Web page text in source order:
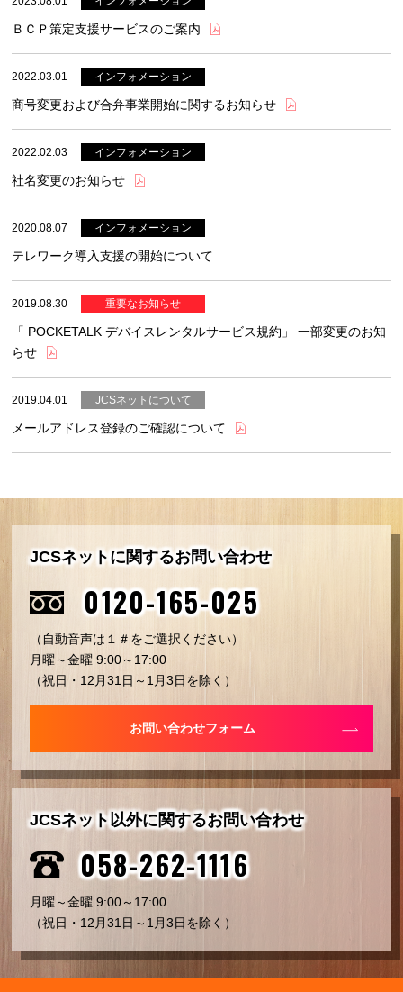
ＢＣＰ策定支援サービスのご案内
2022.03.01
商号変更および合弁事業開始に関するお知らせ
2022.02.03
社名変更のお知らせ
2020.08.07
テレワーク導入支援の開始について
2019.08.30
「 POCKETALK デバイスレンタルサービス規約」 一部変更のお知
らせ
2019.04.01
メールアドレス登録のご確認について
JCSネットに関するお問い合わせ
0120-165-025
（自動音声は１＃をご選択ください）
月曜～金曜 9:00～17:00
（祝日・12月31日～1月3日を除く）
お問い合わせフォーム
JCSネット以外に関するお問い合わせ
058-262-1116
月曜～金曜 9:00～17:00
（祝日・12月31日～1月3日を除く）